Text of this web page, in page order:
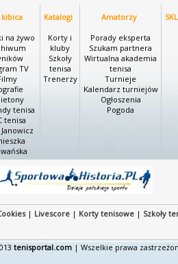
kibica
na żywo
TV
tenisa
tenisa
Katalogi
Korty i
kluby
Szkoły
tenisa
Trenerzy
Amatorzy
Porady eksperta
Szukam partnera
Wirtualna akademia
tenisa
Turnieje
Kalendarz turniejów
Ogłoszenia
Pogoda
| Livescore | Korty tenisowe | Szkoły
tenisportal.com | Wszelkie prawa